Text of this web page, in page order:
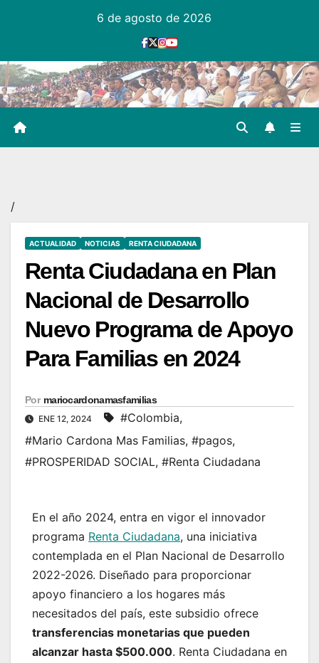
6 de agosto de 2026
/
ACTUALIDAD NOTICIAS RENTA CIUDADANA
Renta Ciudadana en Plan
Nacional de Desarrollo
Nuevo Programa de Apoyo
Para Familias en 2024
Por mariocardonamasfamilias
ENE 12, 2024 #Colombia,
#Mario Cardona Mas Familias, #pagos,
#PROSPERIDAD SOCIAL, #Renta Ciudadana
En el año 2024, entra en vigor el innovador
programa Renta Ciudadana, una iniciativa
contemplada en el Plan Nacional de Desarrollo
2022-2026. Diseñado para proporcionar
apoyo financiero a los hogares más
necesitados del país, este subsidio ofrece
transferencias monetarias que pueden
alcanzar hasta $500.000. Renta Ciudadana en